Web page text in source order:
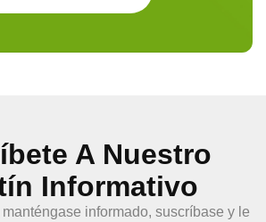
A Nuestro
Informativo
informado, suscríbase y le